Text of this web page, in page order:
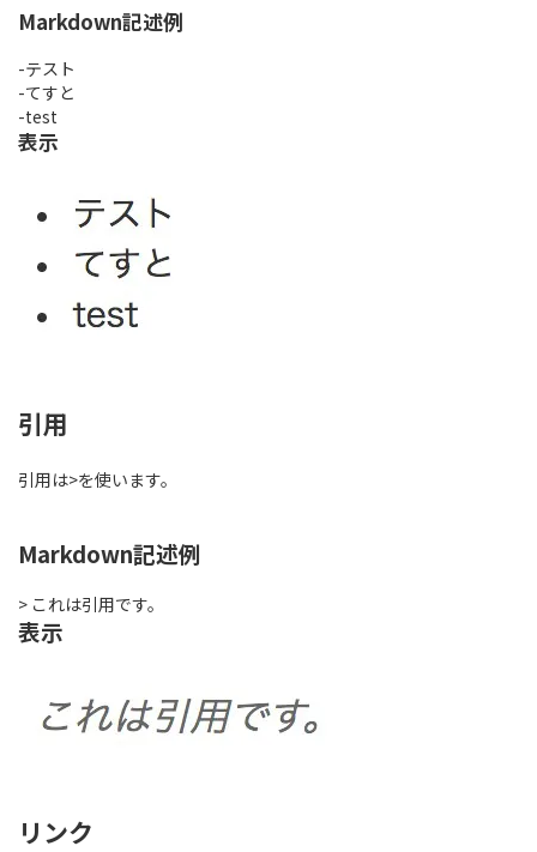
Markdown記述例
-テスト
-てすと
-test
表示
引用
引用は>を使います。
Markdown記述例
> これは引用です。
表示
リンク